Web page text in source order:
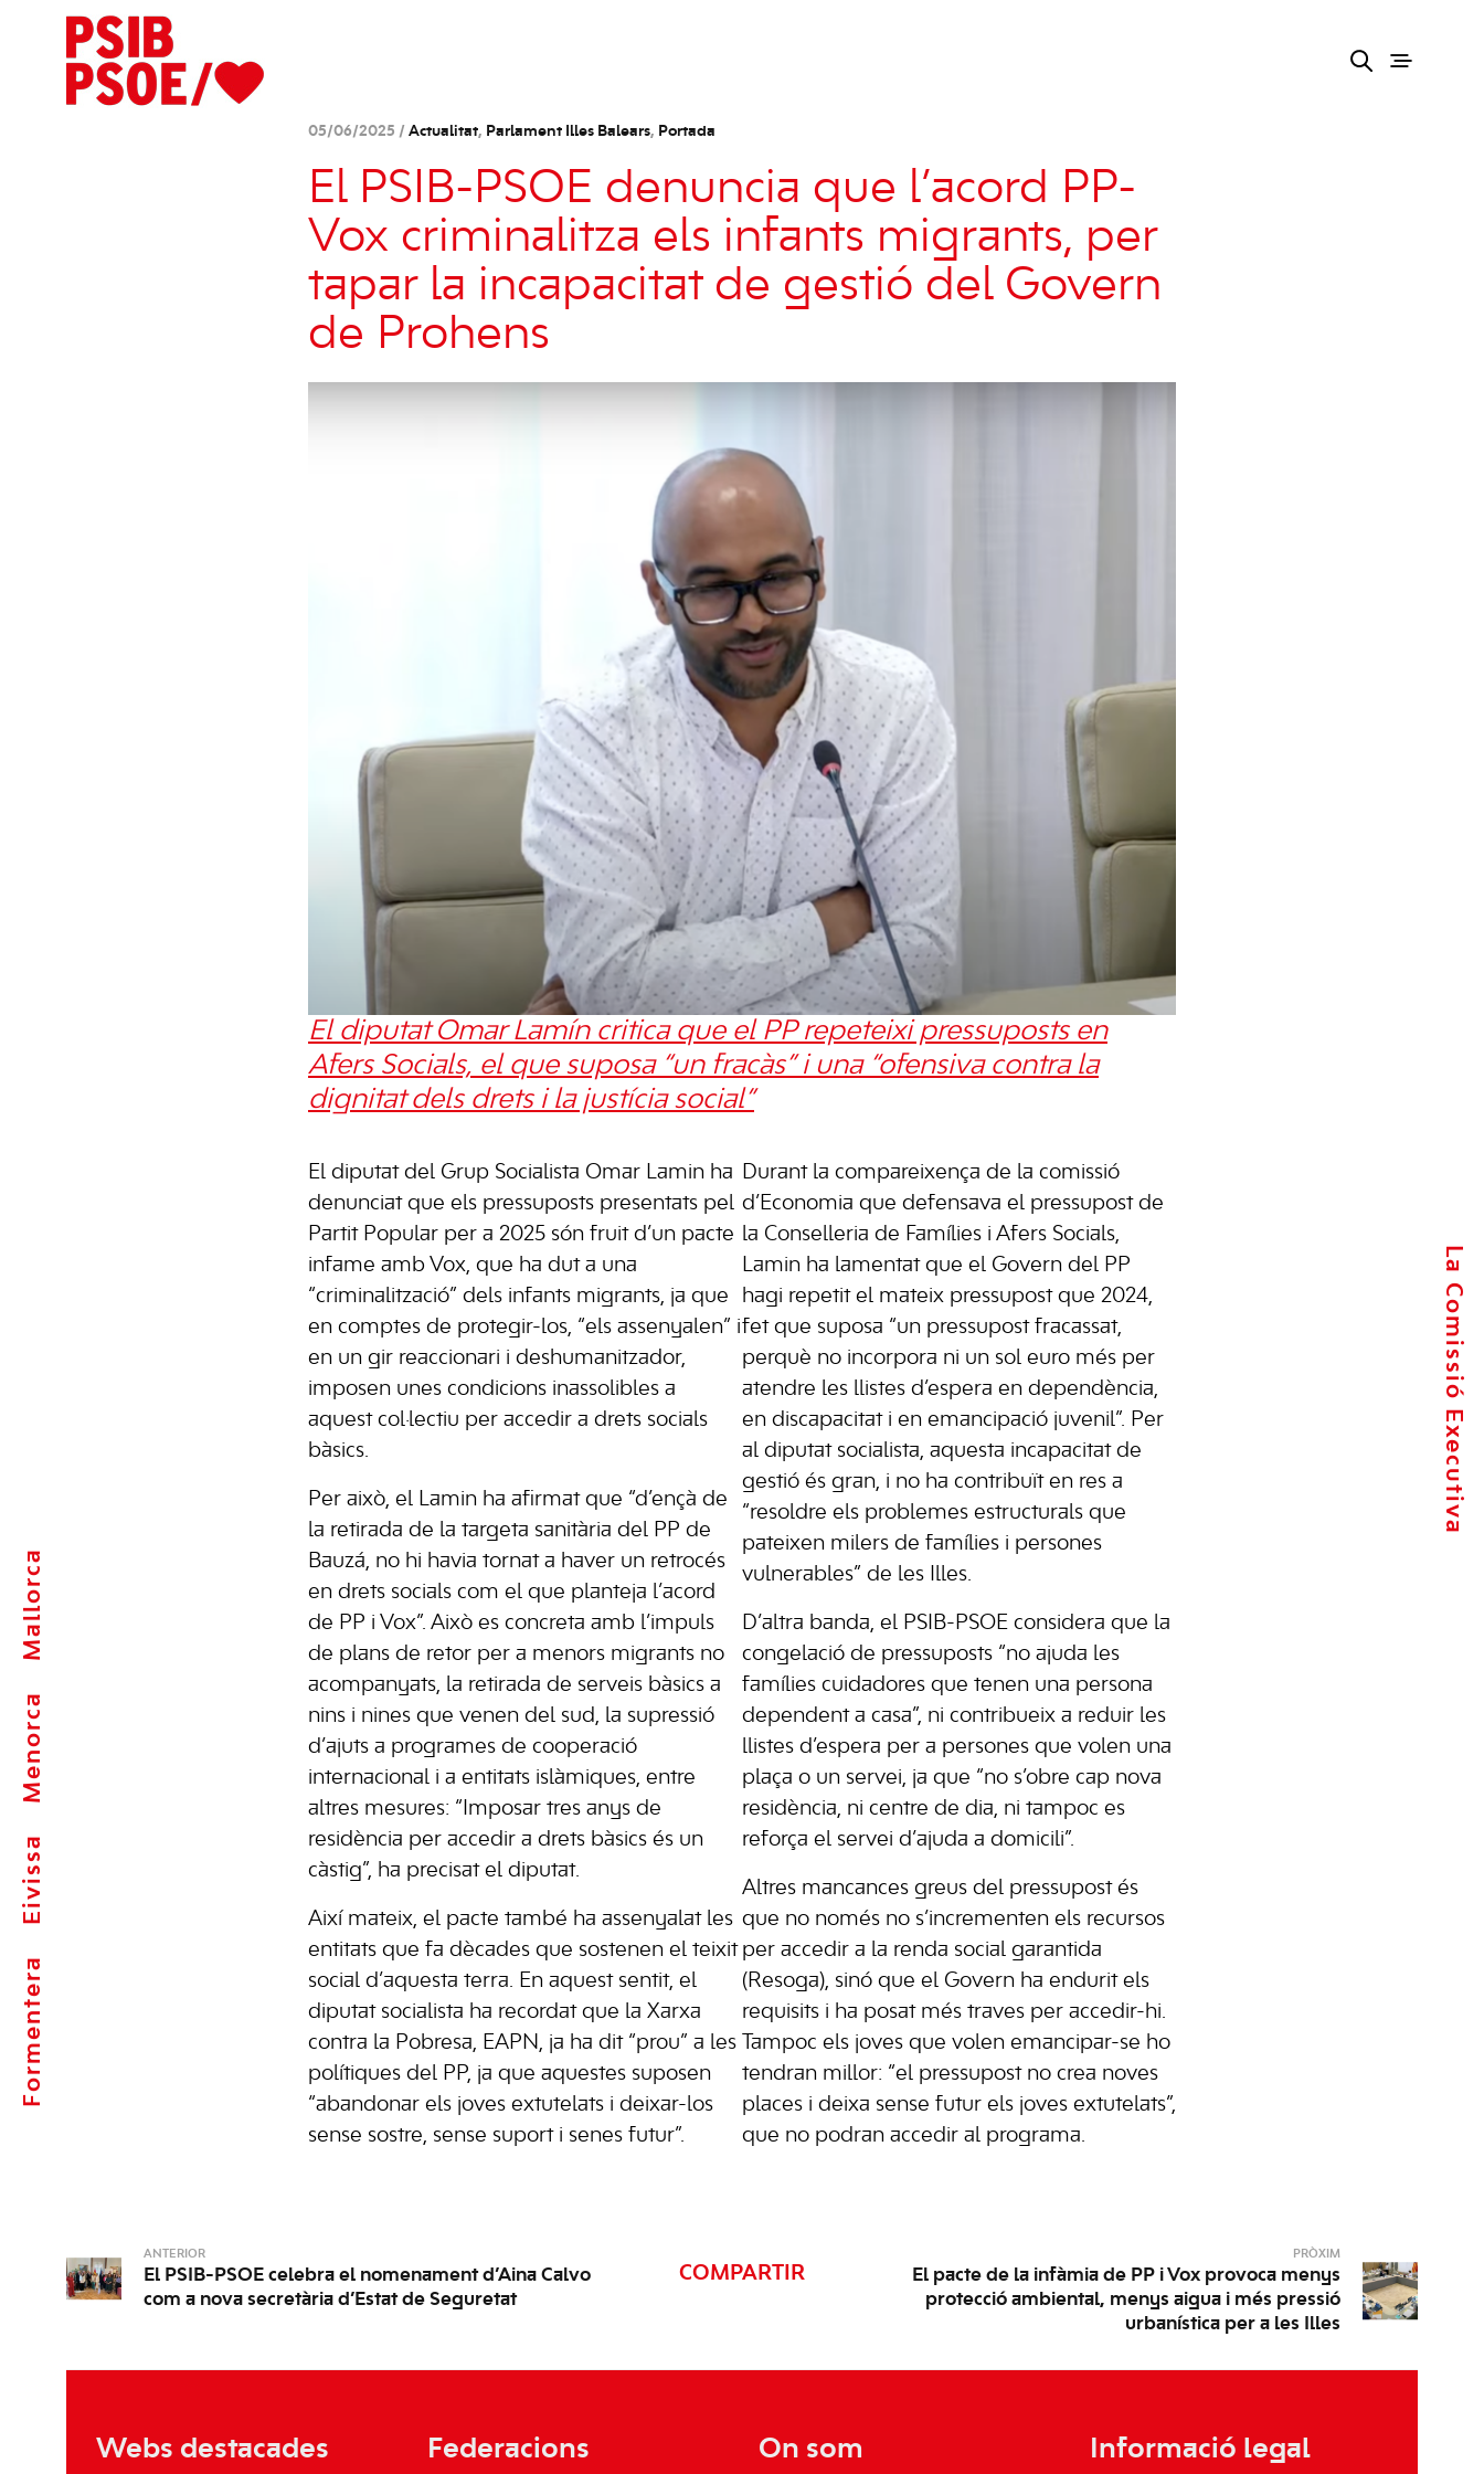
Formentera
Eivissa
Menorca
Mallorca
La Comissió Executiva
05/06/2025 / Actualitat, Parlament Illes Balears, Portada
El PSIB-PSOE denuncia que l’acord PP-
Vox criminalitza els infants migrants, per
tapar la incapacitat de gestió del Govern
de Prohens
El diputat Omar Lamín critica que el PP repeteixi pressuposts en
Afers Socials, el que suposa “un fracàs” i una “ofensiva contra la
dignitat dels drets i la justícia social”
El diputat del Grup Socialista Omar Lamin ha
denunciat que els pressuposts presentats pel
Partit Popular per a 2025 són fruit d’un pacte
infame amb Vox, que ha dut a una
“criminalització” dels infants migrants, ja que
en comptes de protegir-los, “els assenyalen” i
en un gir reaccionari i deshumanitzador,
imposen unes condicions inassolibles a
aquest col·lectiu per accedir a drets socials
bàsics.
Per això, el Lamin ha afirmat que “d’ençà de
la retirada de la targeta sanitària del PP de
Bauzá, no hi havia tornat a haver un retrocés
en drets socials com el que planteja l’acord
de PP i Vox”. Això es concreta amb l’impuls
de plans de retor per a menors migrants no
acompanyats, la retirada de serveis bàsics a
nins i nines que venen del sud, la supressió
d’ajuts a programes de cooperació
internacional i a entitats islàmiques, entre
altres mesures: “Imposar tres anys de
residència per accedir a drets bàsics és un
càstig”, ha precisat el diputat.
Així mateix, el pacte també ha assenyalat les
entitats que fa dècades que sostenen el teixit
social d’aquesta terra. En aquest sentit, el
diputat socialista ha recordat que la Xarxa
contra la Pobresa, EAPN, ja ha dit “prou” a les
polítiques del PP, ja que aquestes suposen
“abandonar els joves extutelats i deixar-los
sense sostre, sense suport i senes futur”.
Durant la compareixença de la comissió
d’Economia que defensava el pressupost de
la Conselleria de Famílies i Afers Socials,
Lamin ha lamentat que el Govern del PP
hagi repetit el mateix pressupost que 2024,
fet que suposa “un pressupost fracassat,
perquè no incorpora ni un sol euro més per
atendre les llistes d’espera en dependència,
en discapacitat i en emancipació juvenil”. Per
al diputat socialista, aquesta incapacitat de
gestió és gran, i no ha contribuït en res a
“resoldre els problemes estructurals que
pateixen milers de famílies i persones
vulnerables” de les Illes.
D’altra banda, el PSIB-PSOE considera que la
congelació de pressuposts “no ajuda les
famílies cuidadores que tenen una persona
dependent a casa”, ni contribueix a reduir les
llistes d’espera per a persones que volen una
plaça o un servei, ja que “no s’obre cap nova
residència, ni centre de dia, ni tampoc es
reforça el servei d’ajuda a domicili”.
Altres mancances greus del pressupost és
que no només no s’incrementen els recursos
per accedir a la renda social garantida
(Resoga), sinó que el Govern ha endurit els
requisits i ha posat més traves per accedir-hi.
Tampoc els joves que volen emancipar-se ho
tendran millor: “el pressupost no crea noves
places i deixa sense futur els joves extutelats”,
que no podran accedir al programa.
ANTERIOR
El PSIB-PSOE celebra el nomenament d’Aina Calvo
com a nova secretària d’Estat de Seguretat
COMPARTIR
PRÒXIM
El pacte de la infàmia de PP i Vox provoca menys
protecció ambiental, menys aigua i més pressió
urbanística per a les Illes
Webs destacades Federacions On som Informació legal